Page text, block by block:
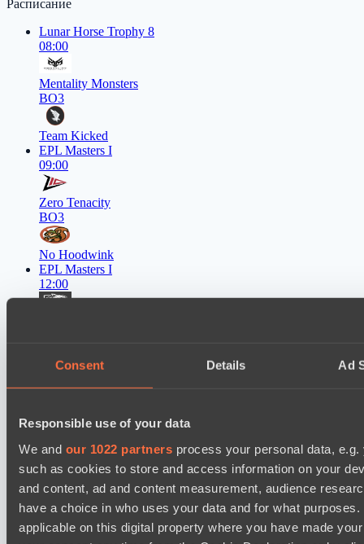
Consent Details Ad
Responsible use of your data
We and our 1022 partners process your personal data,
such as cookies to store and access information on your
and content, ad and content measurement, audience
have a choice in who uses your data and for what
applicable on this digital property where you have made
Расписание
Lunar Horse Trophy 8
08:00
Mentality Monsters
BO3
Team Kicked
EPL Masters I
09:00
Zero Tenacity
BO3
No Hoodwink
EPL Masters I
12:00
Team Syntax
Asgard Championship Season 1
BO3
Team Spirit Academy
EPL Masters I
15:00